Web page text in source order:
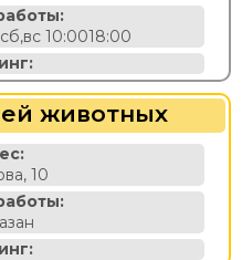
10:0018:00
животных
10